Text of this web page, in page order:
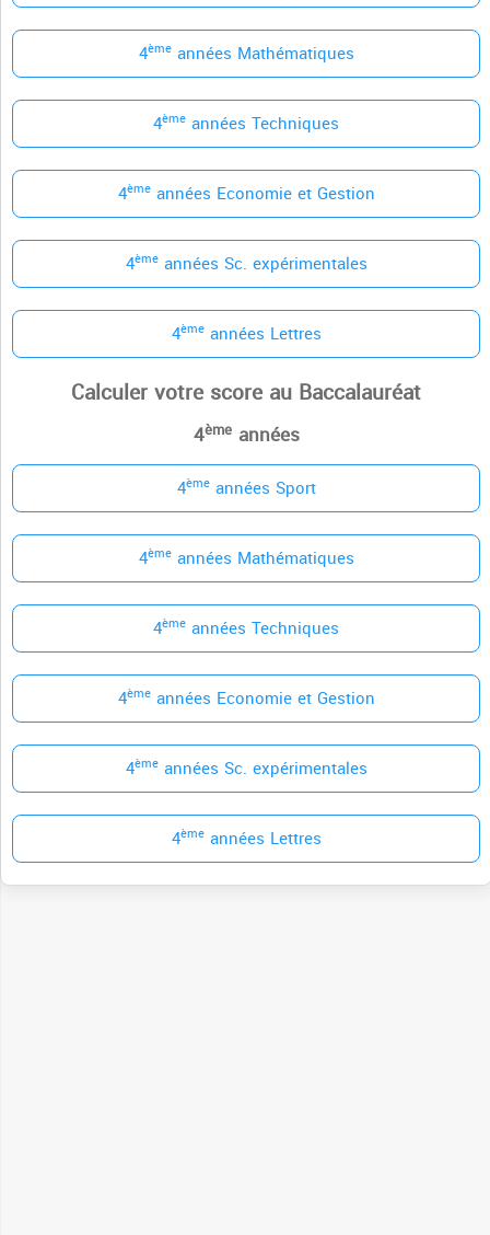
4èmeannées Mathématiques
4ème années Techniques
4èmeannées Economie et Gestion
4èmeannées Sc. expérimentales
4èmeannées Lettres
Calculer votre score au Baccalauréat
4èmeannées
4èmeannées Sport
4èmeannées Mathématiques
4ème années Techniques
4èmeannées Economie et Gestion
4èmeannées Sc. expérimentales
4èmeannées Lettres